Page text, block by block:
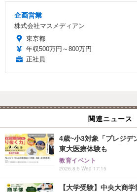
企画営業
株式会社マスメディアン
東京都
年収500万円～800万円
正社員
関連ニュース
4歳~小3対象「プレジデ
東大医療体験も
教育イベント
2026.8.5 Wed 17:15
【大学受験】中央大商